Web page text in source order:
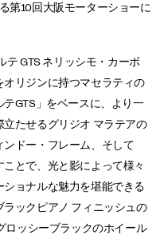
第10回大阪モーターショーに
GTS ネリッシモ・カーボ
リジンに持つマセラティの
GTS」をベースに、より一
たせるグリジオ マラテアの
ドー・フレーム、そして
とで、光と影によって様々
ョナルな魅力を堪能できる
ックピアノ フィニッシュの
ロッシーブラックのホイール